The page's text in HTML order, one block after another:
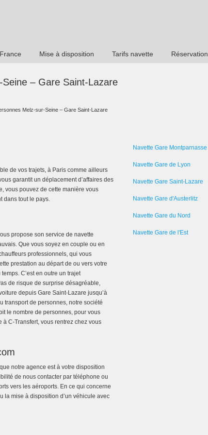
Mise à disposition Tarifs navette Réservation
– Gare Saint-Lazare
Melz-sur-Seine – Gare Saint-Lazare
de vos trajets, à Paris comme ailleurs
garantit un déplacement d’affaires des
vous pouvez de cette manière vous
dans tout le pays.
propose son service de navette
Que vous soyez en couple ou en
professionnels, qui vous
prestation au départ de ou vers votre
C’est en outre un trajet
de risque de surprise désagréable,
depuis Gare Saint-Lazare jusqu’à
transport de personnes, notre société
le nombre de personnes, pour vous
à C-Transfert, vous rentrez chez vous
notre agence est à votre disposition
de nous contacter par téléphone ou
vers les aéroports. En ce qui concerne
la mise à disposition d’un véhicule avec
Navette Gare Montparnasse
Navette Gare de Lyon
Navette Gare Saint-Lazare
Navette Gare d'Austerlitz
Navette Gare du Nord
Navette Gare de l'Est